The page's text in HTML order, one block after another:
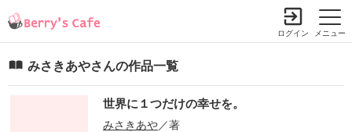
メニュー
ログイン
みさきあやさんの作品一覧
世界に１つだけの幸せを。
みさきあや／著